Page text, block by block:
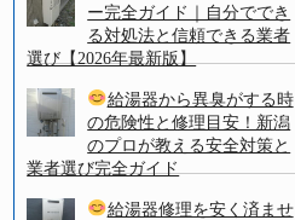
ー完全ガイド｜自分ででき
る対処法と信頼できる業者
選び【2026年最新版】
給湯器から異臭がする時
の危険性と修理目安！新潟
のプロが教える安全対策と
業者選び完全ガイド
給湯器修理を安く済ませ